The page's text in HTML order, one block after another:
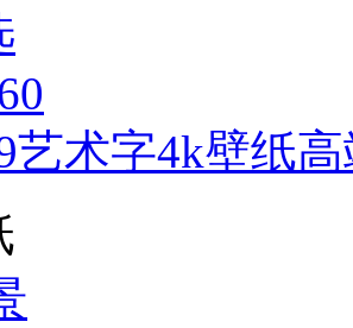
艺术字4k壁纸